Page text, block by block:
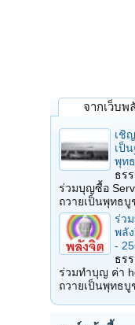
จากเว็บพ
เชิ
เป็
พุท
ธร
ร่วมบุญซื้อ
ถวายเป็นพุทธบู
ร่ว
พลั
-
ธร
ร่วมทำบุญ ค่า
ถวายเป็นพุทธ